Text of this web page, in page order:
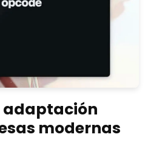
adaptación
modernas